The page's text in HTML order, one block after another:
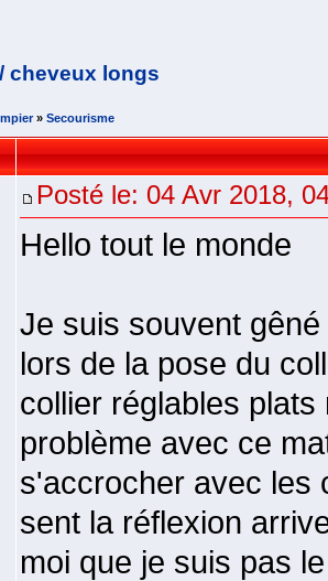
cheveux longs
» Secourisme
Posté le: 04 Avr 2018,
Hello tout le monde
Je suis souvent
lors de la pose du
collier réglables
problème avec ce
s'accrocher avec les
sent la réflexion
moi que je suis pas